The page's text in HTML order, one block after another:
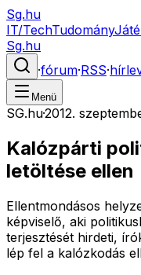
Sg.hu
IT/TechTudomány
Sg.hu
·fórum·RSS·
Menü
SG.hu·2012.
Kalózpárti
letöltése ellen
Ellentmondásos
képviselő, aki
terjesztését hirdeti,
lép fel a kalózkodás